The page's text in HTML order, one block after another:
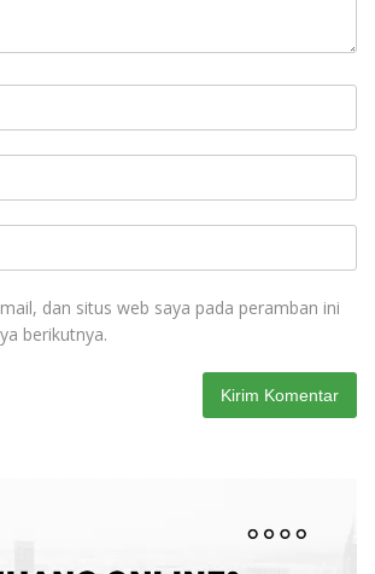
dan situs web saya pada peramban ini
berikutnya.